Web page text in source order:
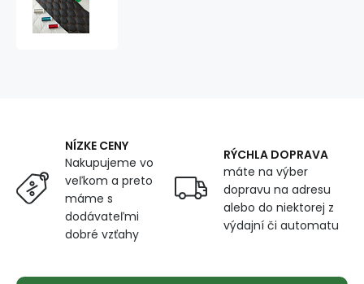
0,85
m
NÍZKE CENY
Nakupujeme vo
veľkom a preto
máme s
dodávateľmi
dobré vzťahy
RÝCHLA DOPRAVA
máte na výber
dopravu na adresu
alebo do niektorej z
výdajní či automatu